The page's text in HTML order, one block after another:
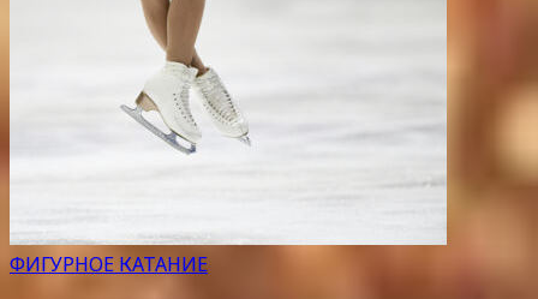
ФИГУРНОЕ КАТАНИЕ